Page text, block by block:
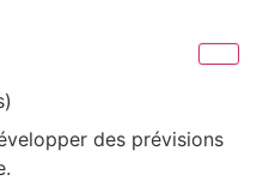
des prévisions